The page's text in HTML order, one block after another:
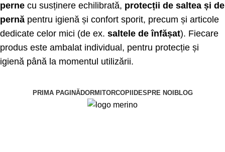
perne cu susținere echilibrată, protecții de saltea și de
pernă pentru igienă și confort sporit, precum și articole
dedicate celor mici (de ex. saltele de înfășat). Fiecare
produs este ambalat individual, pentru protecție și
igienă până la momentul utilizării.
PRIMA PAGINĂDORMITORCOPII DESPRE NOI BLOG